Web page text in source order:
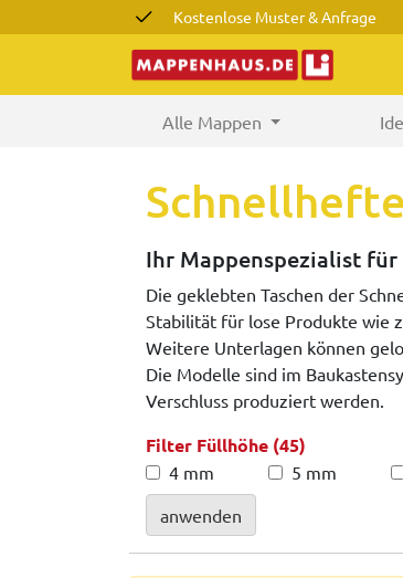
Kostenlose Muster & Anfrage
Alle Mappen (current)
Ihr Mappenspezialist
Die geklebten Taschen der
Stabilität für lose Produkte wie
Weitere Unterlagen können
Die Modelle sind im
Verschluss produziert werden.
Filter Füllhöhe (45)
4 mm 5 mm
anwenden